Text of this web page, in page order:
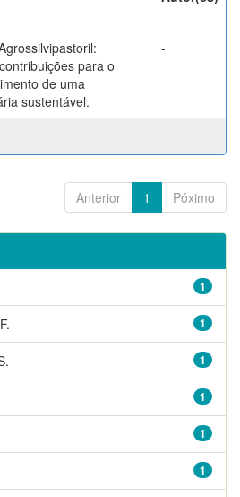
para o
de uma
sustentável.
-
Anterior 1 Póximo
1
1
1
1
1
1